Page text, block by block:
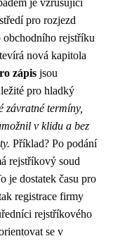
je vzrušující
pro rozjezd
obchodního rejstříku
nová kapitola
zápis jsou
pro hladký
závratné termíny,
v klidu a bez
Příklad? Po podání
rejstříkový soud
je dostatek času pro
registrace firmy
rejstříkového
se v